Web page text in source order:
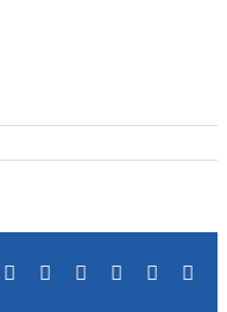
RedditLinkedIn
TumblrPinterest